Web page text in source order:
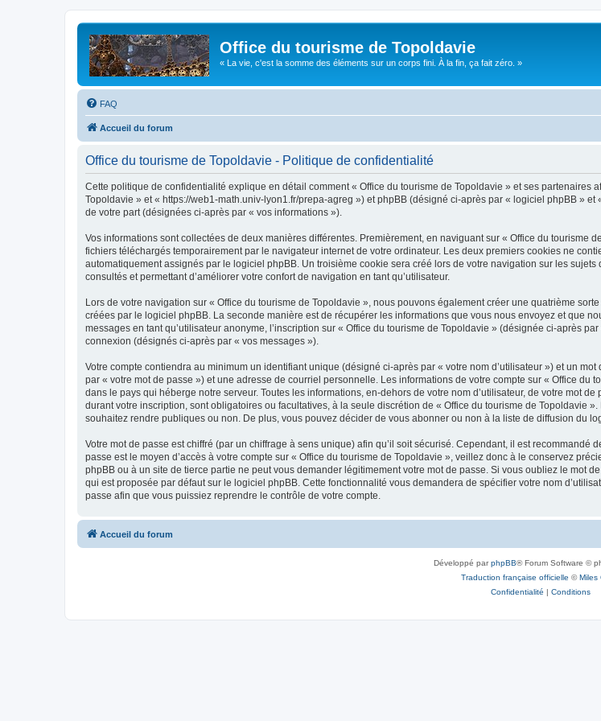
Office du tourisme de Topoldavie
« La vie, c'est la somme des éléments sur un corps fini. À la fin, ça fait zéro. »
FAQ
Accueil du forum
Office du tourisme de Topoldavie - Politique de confidentialité
Cette politique de confidentialité explique en détail comment « Office du tourisme de Topoldavie » et ses partenaires
Topoldavie » et « https://web1-math.univ-lyon1.fr/prepa-agreg ») et phpBB (désigné ci-après par « logiciel phpBB »
de votre part (désignées ci-après par « vos informations »).
Vos informations sont collectées de deux manières différentes. Premièrement, en naviguant sur « Office du
fichiers téléchargés temporairement par le navigateur internet de votre ordinateur. Les deux premiers cookies ne
automatiquement assignés par le logiciel phpBB. Un troisième cookie sera créé lors de votre navigation sur les
consultés et permettant d’améliorer votre confort de navigation en tant qu’utilisateur.
Lors de votre navigation sur « Office du tourisme de Topoldavie », nous pouvons également créer une quatrième
créées par le logiciel phpBB. La seconde manière est de récupérer les informations que vous nous envoyez et que
messages en tant qu’utilisateur anonyme, l’inscription sur « Office du tourisme de Topoldavie » (désignée ci-après
connexion (désignés ci-après par « vos messages »).
Votre compte contiendra au minimum un identifiant unique (désigné ci-après par « votre nom d’utilisateur ») et un
par « votre mot de passe ») et une adresse de courriel personnelle. Les informations de votre compte sur « Office
dans le pays qui héberge notre serveur. Toutes les informations, en-dehors de votre nom d’utilisateur, de votre mot
durant votre inscription, sont obligatoires ou facultatives, à la seule discrétion de « Office du tourisme de Topoldavie
souhaitez rendre publiques ou non. De plus, vous pouvez décider de vous abonner ou non à la liste de diffusion du
Votre mot de passe est chiffré (par un chiffrage à sens unique) afin qu’il soit sécurisé. Cependant, il est
passe est le moyen d’accès à votre compte sur « Office du tourisme de Topoldavie », veillez donc à le conservez
phpBB ou à un site de tierce partie ne peut vous demander légitimement votre mot de passe. Si vous oubliez le mot
qui est proposée par défaut sur le logiciel phpBB. Cette fonctionnalité vous demandera de spécifier votre nom
passe afin que vous puissiez reprendre le contrôle de votre compte.
Accueil du forum
Développé parphpBB® Forum Software ©
Traduction française officielle ©Miles
Confidentialité | Conditions